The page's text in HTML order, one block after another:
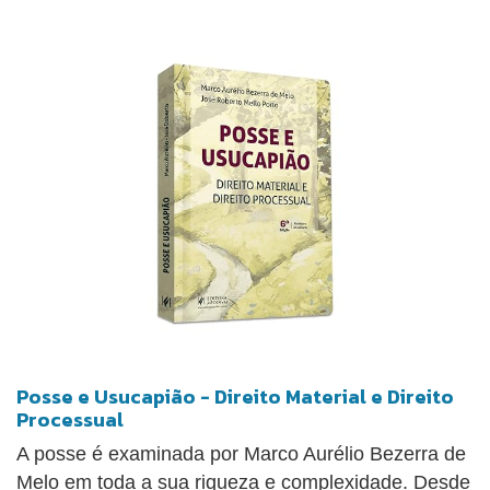
técnica para georreferenciamento de imóveis rurais
13. Observação sobre obrigatoriedade de
georreferenciamento no caso de usucapião de
imóvel rural: 14. Retificação de área 15. Usucapião
- Programa Minha Casa Minha Vida 16. Usucapião
de terras devolutas CASOS CONCRETOS DO STJ
CASOS CONCRETOS DO STF CASOS
CONCRETOS DO TJ PRÁTICA.
Posse e Usucapião - Direito Material e Direito
Processual
A posse é examinada por Marco Aurélio Bezerra de
Melo em toda a sua riqueza e complexidade. Desde